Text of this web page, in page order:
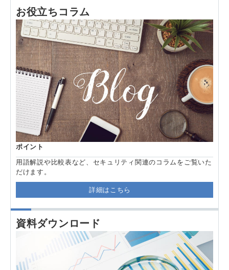
お役立ちコラム
ポイント
用語解説や比較表など、セキュリティ関連のコラムをご覧いた
だけます。
詳細はこちら
資料ダウンロード